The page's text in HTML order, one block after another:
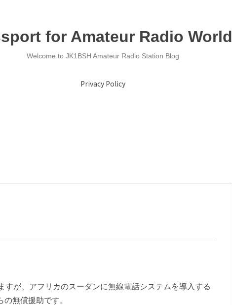
for Amateur Radio World
Welcome to JK1BSH Amateur Radio Station Blog
Privacy Policy
が、アフリカのスーダンに無線電話システムを導入する
無償援助です。